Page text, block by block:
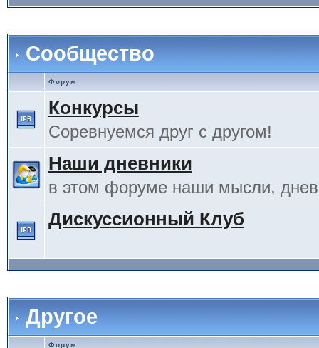
Сообщество
Форум
Конкурсы
Соревнуемся друг с другом!
Наши дневники
в этом форуме наши мысли,
Дискуссионный Клуб
Другое
Форум